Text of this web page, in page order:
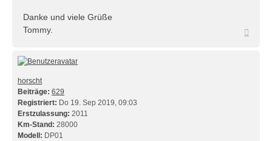
Danke und viele Grüße
Tommy.
horscht
Beiträge: 629
Registriert: Do 19. Sep 2019, 09:03
Erstzulassung: 2011
Km-Stand: 28000
Modell: DP01